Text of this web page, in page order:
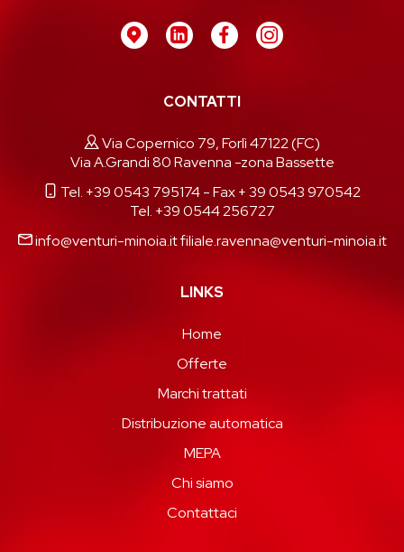
CONTATTI
Via Copernico 79, Forlì 47122 (FC)
Via A.Grandi 80 Ravenna -zona Bassette
Tel. +39 0543 795174- Fax + 39 0543 970542
Tel. +39 0544 256727
info@venturi-minoia.itfiliale.ravenna@venturi-minoia.it
LINKS
Home
Offerte
Marchi trattati
Distribuzione automatica
MEPA
Chi siamo
Contattaci